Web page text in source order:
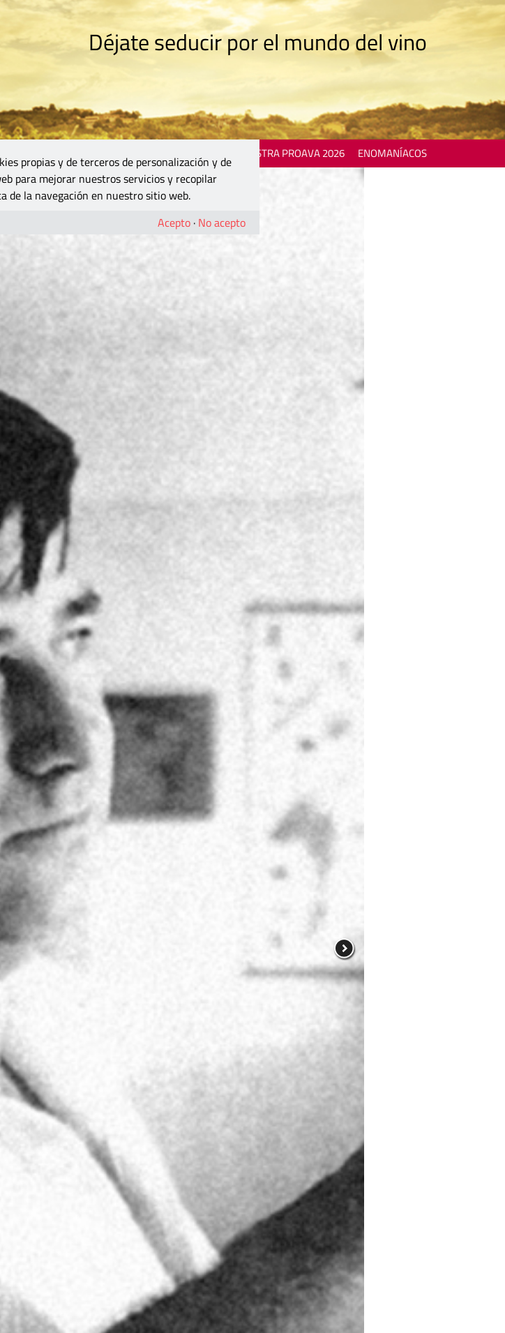
Déjate seducir por el mundo del vino
MOSTRA PROAVA 2026 ENOMANÍACOS
propias y de terceros de personalización y de
para mejorar nuestros servicios y recopilar
de la navegación en nuestro sitio web.
Acepto · No acepto